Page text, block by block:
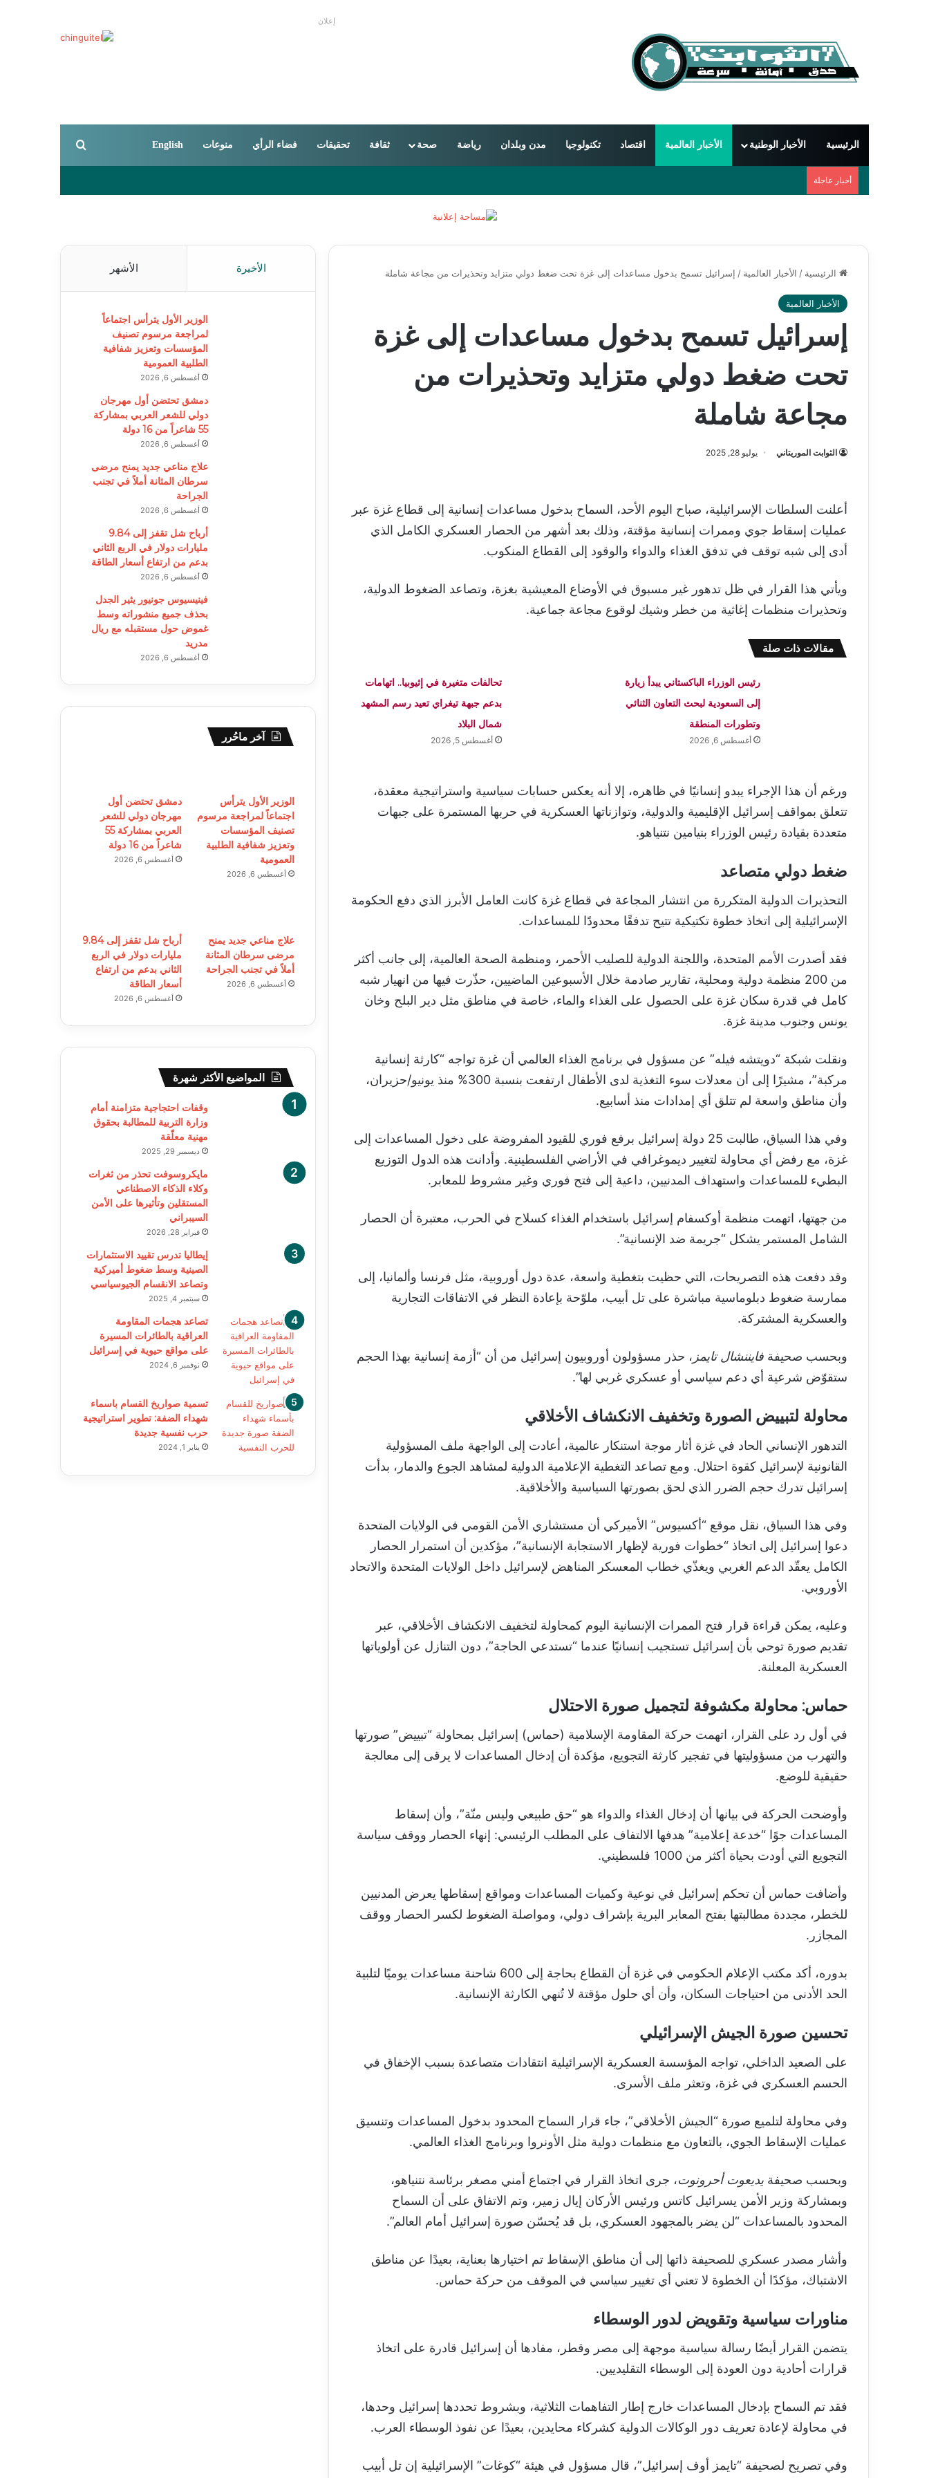
إعلان
الرئيسية الأخبار الوطنية الأخبار العالمية اقتصاد تكنولوجيا مدن وبلدان رياضة صحة ثقافة تحقيقات فضاء الرأي منوعات English بحث عن
أخبار عاجلة
الرئيسية / الأخبار العالمية / إسرائيل تسمح بدخول مساعدات إلى غزة تحت ضغط دولي متزايد وتحذيرات من مجاعة شاملة
الأخبار العالمية
إسرائيل تسمح بدخول مساعدات إلى غزة
تحت ضغط دولي متزايد وتحذيرات من
مجاعة شاملة
الثوابت الموريتاني يوليو 28, 2025
أعلنت السلطات الإسرائيلية، صباح اليوم الأحد، السماح بدخول مساعدات إنسانية إلى قطاع غزة عبر
عمليات إسقاط جوي وممرات إنسانية مؤقتة، وذلك بعد أشهر من الحصار العسكري الكامل الذي
أدى إلى شبه توقف في تدفق الغذاء والدواء والوقود إلى القطاع المنكوب.
ويأتي هذا القرار في ظل تدهور غير مسبوق في الأوضاع المعيشية بغزة، وتصاعد الضغوط الدولية،
وتحذيرات منظمات إغاثية من خطر وشيك لوقوع مجاعة جماعية.
مقالات ذات صلة
رئيس الوزراء الباكستاني يبدأ زيارة
إلى السعودية لبحث التعاون الثنائي
وتطورات المنطقة
أغسطس 6, 2026
تحالفات متغيرة في إثيوبيا.. اتهامات
بدعم جبهة تيغراي تعيد رسم المشهد
شمال البلاد
أغسطس 5, 2026
ورغم أن هذا الإجراء يبدو إنسانيًا في ظاهره، إلا أنه يعكس حسابات سياسية واستراتيجية معقدة،
تتعلق بمواقف إسرائيل الإقليمية والدولية، وتوازناتها العسكرية في حربها المستمرة على جبهات
متعددة بقيادة رئيس الوزراء بنيامين نتنياهو.
ضغط دولي متصاعد
التحذيرات الدولية المتكررة من انتشار المجاعة في قطاع غزة كانت العامل الأبرز الذي دفع الحكومة
الإسرائيلية إلى اتخاذ خطوة تكتيكية تتيح تدفقًا محدودًا للمساعدات.
فقد أصدرت الأمم المتحدة، واللجنة الدولية للصليب الأحمر، ومنظمة الصحة العالمية، إلى جانب أكثر
من 200 منظمة دولية ومحلية، تقارير صادمة خلال الأسبوعين الماضيين، حذّرت فيها من انهيار شبه
كامل في قدرة سكان غزة على الحصول على الغذاء والماء، خاصة في مناطق مثل دير البلح وخان
يونس وجنوب مدينة غزة.
ونقلت شبكة “دويتشه فيله” عن مسؤول في برنامج الغذاء العالمي أن غزة تواجه “كارثة إنسانية
مركبة”، مشيرًا إلى أن معدلات سوء التغذية لدى الأطفال ارتفعت بنسبة 300% منذ يونيو/حزيران،
وأن مناطق واسعة لم تتلق أي إمدادات منذ أسابيع.
وفي هذا السياق، طالبت 25 دولة إسرائيل برفع فوري للقيود المفروضة على دخول المساعدات إلى
غزة، مع رفض أي محاولة لتغيير ديموغرافي في الأراضي الفلسطينية. وأدانت هذه الدول التوزيع
البطيء للمساعدات واستهداف المدنيين، داعية إلى فتح فوري وغير مشروط للمعابر.
من جهتها، اتهمت منظمة أوكسفام إسرائيل باستخدام الغذاء كسلاح في الحرب، معتبرة أن الحصار
الشامل المستمر يشكل “جريمة ضد الإنسانية”.
وقد دفعت هذه التصريحات، التي حظيت بتغطية واسعة، عدة دول أوروبية، مثل فرنسا وألمانيا، إلى
ممارسة ضغوط دبلوماسية مباشرة على تل أبيب، ملوّحة بإعادة النظر في الاتفاقات التجارية
والعسكرية المشتركة.
وبحسب صحيفة فايننشال تايمز ، حذر مسؤولون أوروبيون إسرائيل من أن “أزمة إنسانية بهذا الحجم
ستقوّض شرعية أي دعم سياسي أو عسكري غربي لها”.
محاولة لتبييض الصورة وتخفيف الانكشاف الأخلاقي
التدهور الإنساني الحاد في غزة أثار موجة استنكار عالمية، أعادت إلى الواجهة ملف المسؤولية
القانونية لإسرائيل كقوة احتلال. ومع تصاعد التغطية الإعلامية الدولية لمشاهد الجوع والدمار، بدأت
إسرائيل تدرك حجم الضرر الذي لحق بصورتها السياسية والأخلاقية.
وفي هذا السياق، نقل موقع “أكسيوس” الأميركي أن مستشاري الأمن القومي في الولايات المتحدة
دعوا إسرائيل إلى اتخاذ “خطوات فورية لإظهار الاستجابة الإنسانية”، مؤكدين أن استمرار الحصار
الكامل يعقّد الدعم الغربي ويغذّي خطاب المعسكر المناهض لإسرائيل داخل الولايات المتحدة والاتحاد
الأوروبي.
وعليه، يمكن قراءة قرار فتح الممرات الإنسانية اليوم كمحاولة لتخفيف الانكشاف الأخلاقي، عبر
تقديم صورة توحي بأن إسرائيل تستجيب إنسانيًا عندما “تستدعي الحاجة”، دون التنازل عن أولوياتها
العسكرية المعلنة.
حماس: محاولة مكشوفة لتجميل صورة الاحتلال
في أول رد على القرار، اتهمت حركة المقاومة الإسلامية (حماس) إسرائيل بمحاولة “تبييض” صورتها
والتهرب من مسؤوليتها في تفجير كارثة التجويع، مؤكدة أن إدخال المساعدات لا يرقى إلى معالجة
حقيقية للوضع.
وأوضحت الحركة في بيانها أن إدخال الغذاء والدواء هو “حق طبيعي وليس منّة”، وأن إسقاط
المساعدات جوًا “خدعة إعلامية” هدفها الالتفاف على المطلب الرئيسي: إنهاء الحصار ووقف سياسة
التجويع التي أودت بحياة أكثر من 1000 فلسطيني.
وأضافت حماس أن تحكم إسرائيل في نوعية وكميات المساعدات ومواقع إسقاطها يعرض المدنيين
للخطر، مجددة مطالبتها بفتح المعابر البرية بإشراف دولي، ومواصلة الضغوط لكسر الحصار ووقف
المجازر.
بدوره، أكد مكتب الإعلام الحكومي في غزة أن القطاع بحاجة إلى 600 شاحنة مساعدات يوميًا لتلبية
الحد الأدنى من احتياجات السكان، وأن أي حلول مؤقتة لا تُنهي الكارثة الإنسانية.
تحسين صورة الجيش الإسرائيلي
على الصعيد الداخلي، تواجه المؤسسة العسكرية الإسرائيلية انتقادات متصاعدة بسبب الإخفاق في
الحسم العسكري في غزة، وتعثر ملف الأسرى.
وفي محاولة لتلميع صورة “الجيش الأخلاقي”، جاء قرار السماح المحدود بدخول المساعدات وتنسيق
عمليات الإسقاط الجوي، بالتعاون مع منظمات دولية مثل الأونروا وبرنامج الغذاء العالمي.
وبحسب صحيفة يديعوت أحرونوت، جرى اتخاذ القرار في اجتماع أمني مصغر برئاسة نتنياهو،
وبمشاركة وزير الأمن يسرائيل كاتس ورئيس الأركان إيال زمير، وتم الاتفاق على أن السماح
المحدود بالمساعدات “لن يضر بالمجهود العسكري، بل قد يُحسّن صورة إسرائيل أمام العالم”.
وأشار مصدر عسكري للصحيفة ذاتها إلى أن مناطق الإسقاط تم اختيارها بعناية، بعيدًا عن مناطق
الاشتباك، مؤكدًا أن الخطوة لا تعني أي تغيير سياسي في الموقف من حركة حماس.
مناورات سياسية وتقويض لدور الوسطاء
يتضمن القرار أيضًا رسالة سياسية موجهة إلى مصر وقطر، مفادها أن إسرائيل قادرة على اتخاذ
قرارات أحادية دون العودة إلى الوسطاء التقليديين.
فقد تم السماح بإدخال المساعدات خارج إطار التفاهمات الثلاثية، وبشروط تحددها إسرائيل وحدها،
في محاولة لإعادة تعريف دور الوكالات الدولية كشركاء محايدين، بعيدًا عن نفوذ الوسطاء العرب.
وفي تصريح لصحيفة “تايمز أوف إسرائيل”، قال مسؤول في هيئة “كوغات” الإسرائيلية إن تل أبيب
الأخيرة الأشهر
الوزير الأول يترأس اجتماعاً
لمراجعة مرسوم تصنيف
المؤسسات وتعزيز شفافية
الطلبية العمومية
أغسطس 6, 2026
دمشق تحتضن أول مهرجان
دولي للشعر العربي بمشاركة
55 شاعراً من 16 دولة
أغسطس 6, 2026
علاج مناعي جديد يمنح مرضى
سرطان المثانة أملاً في تجنب
الجراحة
أغسطس 6, 2026
أرباح شل تقفز إلى 9.84
مليارات دولار في الربع الثاني
بدعم من ارتفاع أسعار الطاقة
أغسطس 6, 2026
فينيسيوس جونيور يثير الجدل
بحذف جميع منشوراته وسط
غموض حول مستقبله مع ريال
مدريد
أغسطس 6, 2026
آخر ماحُرر
الوزير الأول يترأس
اجتماعاً لمراجعة مرسوم
تصنيف المؤسسات
وتعزيز شفافية الطلبية
العمومية
أغسطس 6, 2026
دمشق تحتضن أول
مهرجان دولي للشعر
العربي بمشاركة 55
شاعراً من 16 دولة
أغسطس 6, 2026
علاج مناعي جديد يمنح
مرضى سرطان المثانة
أملاً في تجنب الجراحة
أغسطس 6, 2026
أرباح شل تقفز إلى 9.84
مليارات دولار في الربع
الثاني بدعم من ارتفاع
أسعار الطاقة
أغسطس 6, 2026
المواضيع الأكثر شهرة
وقفات احتجاجية متزامنة أمام
وزارة التربية للمطالبة بحقوق
مهنية معلّقة
ديسمبر 29, 2025
مايكروسوفت تحذر من ثغرات
وكلاء الذكاء الاصطناعي
المستقلين وتأثيرها على الأمن
السيبراني
فبراير 28, 2026
إيطاليا تدرس تقييد الاستثمارات
الصينية وسط ضغوط أميركية
وتصاعد الانقسام الجيوسياسي
سبتمبر 4, 2025
تصاعد هجمات المقاومة
العراقية بالطائرات المسيرة
على مواقع حيوية في إسرائيل
نوفمبر 6, 2024
تسمية صواريخ القسام باسماء
شهداء الضفة: تطوير استراتيجية
حرب نفسية جديدة
يناير 1, 2024